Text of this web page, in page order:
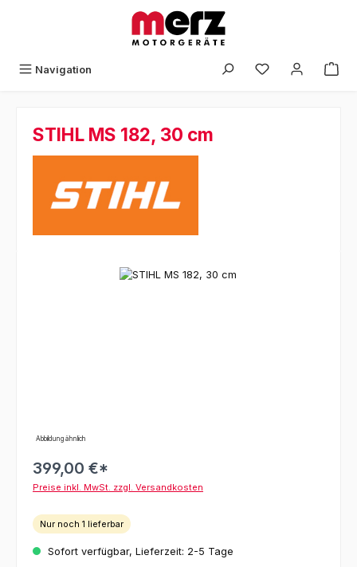
Navigation
STIHL MS 182, 30 cm
Bildergalerie überspringen
Abbildung ähnlich
399,00 €*
Preise inkl. MwSt. zzgl. Versandkosten
Nur noch 1 lieferbar
Sofort verfügbar, Lieferzeit: 2-5 Tage